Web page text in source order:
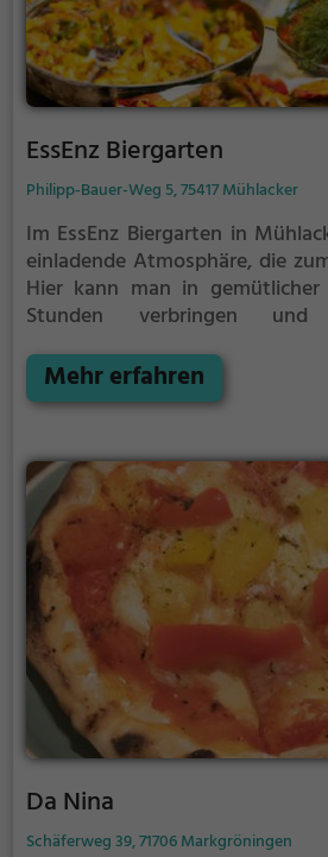
EssEnz Biergarten
Philipp-Bauer-Weg 5, 75417 Mühlacker
Im EssEnz Biergarten in
einladende Atmosphäre, die
Hier kann man in gemütlicher
Stunden verbringen
Cocktails. Die Speisekarte hält
Gerichte bereit, die auch
ausgiebigen Frühstück findet
kulinarische Herz begehrt. Der
lädt dazu ein, die warmen Tage
von der Auswahl an
verwöhnen zu lassen. Wer das
hier genau richtig.
Mehr erfahren
Da Nina
Schäferweg 39, 71706 Markgröningen